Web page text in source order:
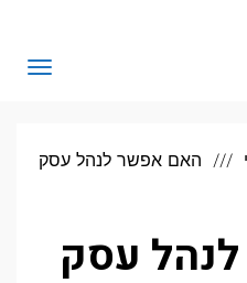
האם אפשר לנהל עסק
עסק